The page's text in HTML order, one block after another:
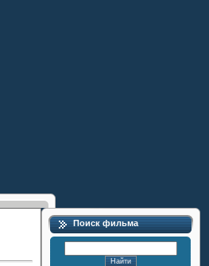
Поиск фильма